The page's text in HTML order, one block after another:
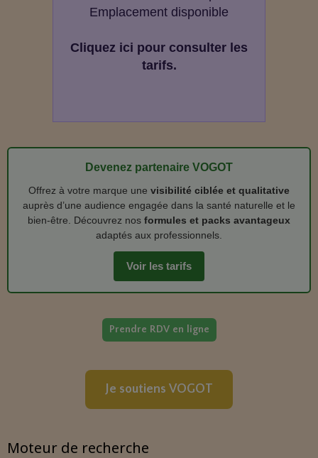
Emplacement disponible
Cliquez ici pour consulter les
tarifs.
Devenez partenaire VOGOT
Offrez à votre marque une visibilité ciblée et qualitative
auprès d’une audience engagée dans la santé naturelle et le
bien‑être. Découvrez nos formules et packs avantageux
adaptés aux professionnels.
Voir les tarifs
Prendre RDV en ligne
Je soutiens VOGOT
Moteur de recherche